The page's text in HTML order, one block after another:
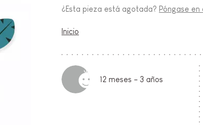
¿Esta pieza está agotada? Póngase
Inicio
12 meses - 3 años